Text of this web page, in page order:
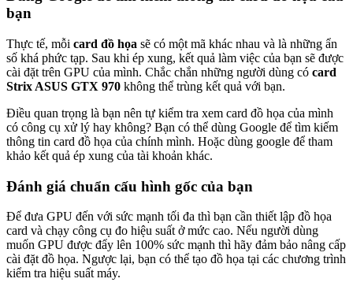
bạn
Thực tế, mỗi card đồ họa sẽ có một mã khác nhau và là những ẩn
số khá phức tạp. Sau khi ép xung, kết quả làm việc của bạn sẽ được
cài đặt trên GPU của mình. Chắc chắn những người dùng có card
Strix ASUS GTX 970 không thể trùng kết quả với bạn.
Điều quan trọng là bạn nên tự kiểm tra xem card đồ họa của mình
có công cụ xử lý hay không? Bạn có thể dùng Google để tìm kiếm
thông tin card đồ họa của chính mình. Hoặc dùng google để tham
khảo kết quả ép xung của tài khoản khác.
Đánh giá chuẩn cấu hình gốc của bạn
Để đưa GPU đến với sức mạnh tối đa thì bạn cần thiết lập đồ họa
card và chạy công cụ đo hiệu suất ở mức cao. Nếu người dùng
muốn GPU được đẩy lên 100% sức mạnh thì hãy đảm bảo nâng cấp
cài đặt đồ họa. Ngược lại, bạn có thể tạo đồ họa tại các chương trình
kiểm tra hiệu suất máy.